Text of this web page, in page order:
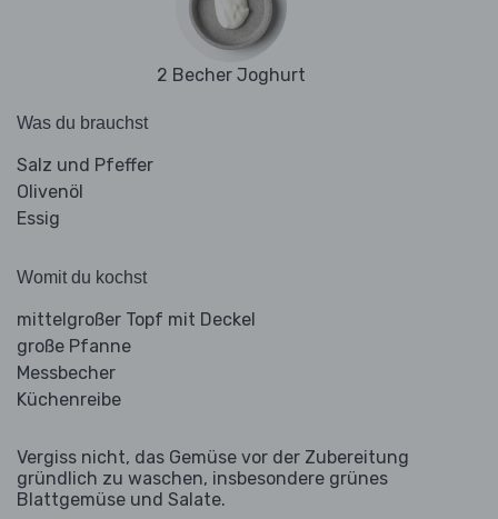
2 Becher Joghurt
Was du brauchst
Salz und Pfeffer
Olivenöl
Essig
Womit du kochst
mittelgroßer Topf mit Deckel
große Pfanne
Messbecher
Küchenreibe
Vergiss nicht, das Gemüse vor der Zubereitung
gründlich zu waschen, insbesondere grünes
Blattgemüse und Salate.